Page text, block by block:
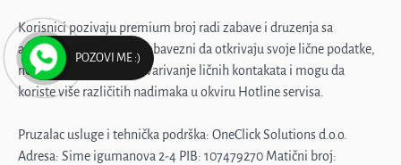
Korisnici pozivaju premium broj radi zabave i druzenja sa
animatorima, koji nisu obavezni da otkrivaju svoje lične podatke,
ne smeju pristati na ostvarivanje ličnih kontakata i mogu da
koriste više različitih nadimaka u okviru Hotline servisa.
Pruzalac usluge i tehnička podrška: OneClick Solutions d.o.o.
Adresa: Sime igumanova 2-4 PIB: 107479270 Matični broj:
5
Muž me ne primećuje
Žena sa stilom
POZOVI ME :)